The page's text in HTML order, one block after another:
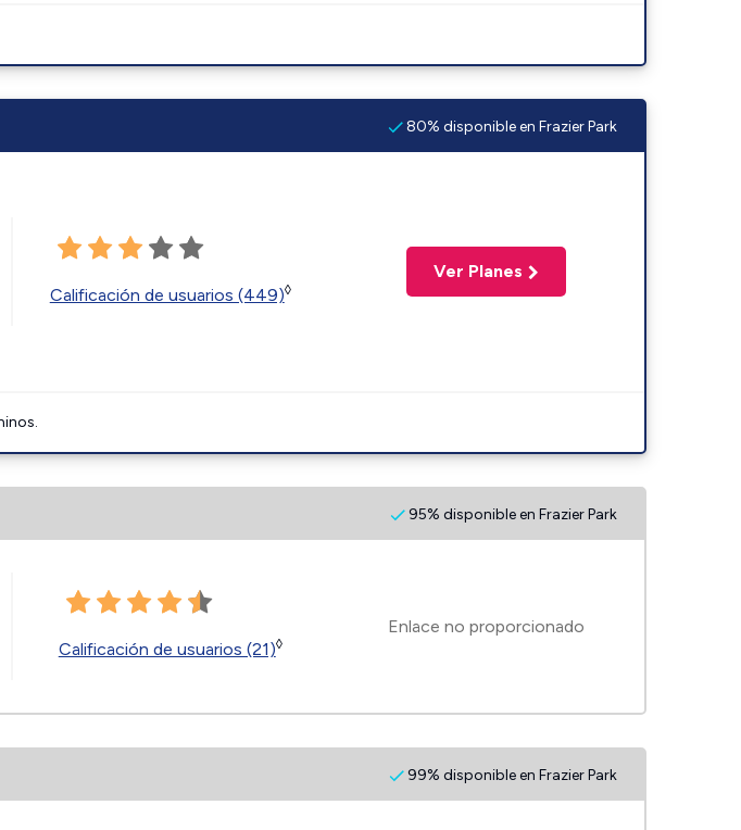
80% disponible en Frazier Park
Calificación de usuarios (449)◊
Ver Planes
95% disponible en Frazier Park
Calificación de usuarios (21)◊
Enlace no proporcionado
99% disponible en Frazier Park